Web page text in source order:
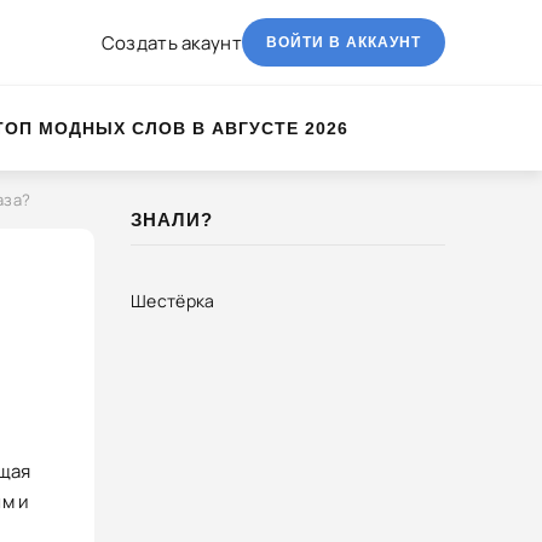
Создать акаунт ВОЙТИ В АККАУНТ
МОДНЫХ СЛОВ В АВГУСТЕ 2026
и
ЗНАЛИ?
Шестёрка